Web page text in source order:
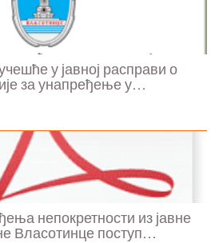
у јавној расправи о
за унапређење у...
непокретности из јавне
Власотинце поступ...